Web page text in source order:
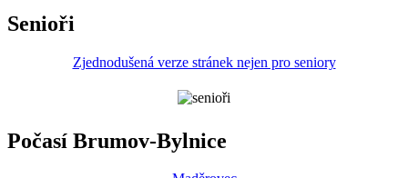
Senioři
Zjednodušená verze stránek nejen pro seniory
Počasí Brumov-Bylnice